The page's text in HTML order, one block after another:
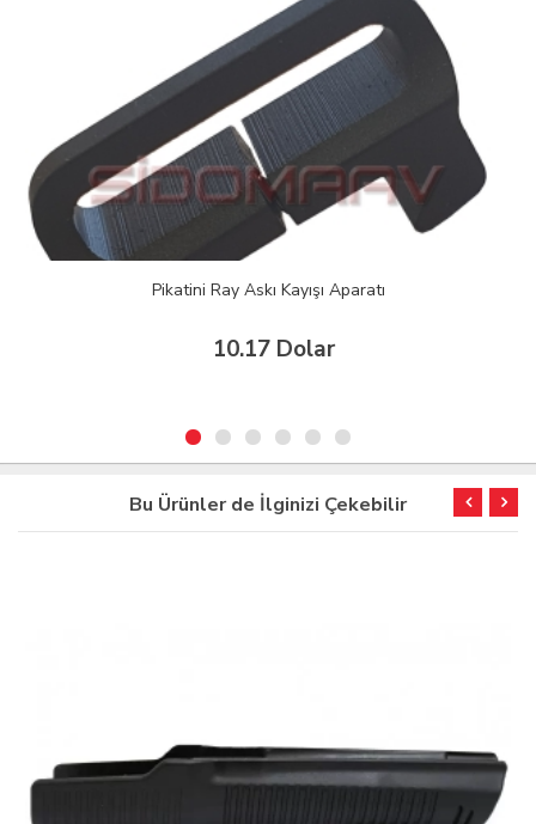
TÜFEK FENER BAGLANTI APARATI (sert plastık)
32 15.00 Dolar
Bu Ürünler de İlginizi Çekebilir